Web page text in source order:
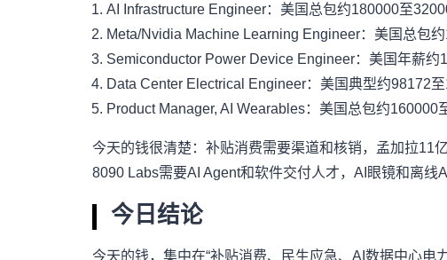
AI Infrastructure Engineer：美国总包约180000至
Meta/Nvidia Machine Learning Engineer：美国总包
Semiconductor Power Device Engineer：美国年薪约
Data Center Electrical Engineer：美国典型约98172
Product Manager, AI Wearables：美国总包约160000
今天的钱很清楚：补贴消费需要渠道和核销，孟加拉11
8090 Labs需要AI Agent和软件交付人才，AI眼镜和离线
今日结论
今天的钱，集中在“补贴消费、民生应急、AI数据中心电